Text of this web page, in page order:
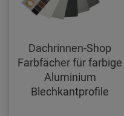
Dachrinnen-Shop
Farbfächer für farbige
Aluminium
Blechkantprofile